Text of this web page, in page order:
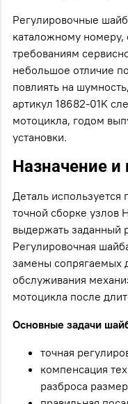
Регулировочные
каталожному
требованиям
небольшое отличие
повлиять на
артикул 18682-01K
мотоцикла, годом
установки.
Назначение
Деталь
точной сборке узлов
выдержать заданный
Регулировочная
замены сопрягаемых
обслуживания
мотоцикла после
Основные задачи
точная
компенсация
разброса